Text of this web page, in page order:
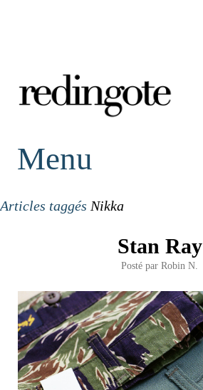
redingote.
Menu
Articles taggés Nikka
Stan Ray
Posté par Robin N.